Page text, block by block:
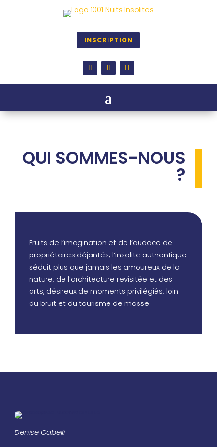
INSCRIPTION
QUI SOMMES-NOUS
?
Fruits de l’imagination et de l’audace de
propriétaires déjantés, l’insolite authentique
séduit plus que jamais les amoureux de la
nature, de l’architecture revisitée et des
arts, désireux de moments privilégiés, loin
du bruit et du tourisme de masse.
Denise Cabelli